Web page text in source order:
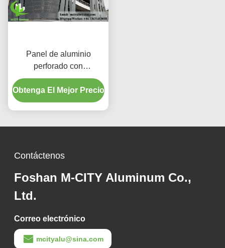
Panel de aluminio
perforado con
recubrimiento en polvo en
colores RAL
personalizados y
láser para revestimiento
Obtenga El Mejor Precio
Contáctenos
Foshan M-CITY Aluminum Co.,
Ltd.
Correo electrónico
mcityalu@sina.com